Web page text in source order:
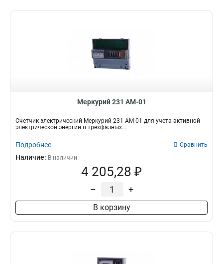
Меркурий 231 АМ-01
Счетчик электрический Меркурий 231 АМ-01 для учета активной
электрической энергии в трехфазных...
Подробнее Сравнить
Наличие: В наличии
4 205,28 ₽
– +
В корзину